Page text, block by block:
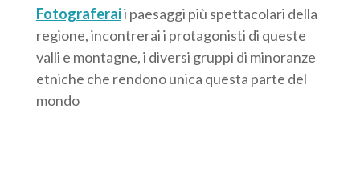
Fotograferaii paesaggi più spettacolari della
regione, incontrerai i protagonisti di queste
valli e montagne, i diversi gruppi di minoranze
etniche che rendono unica questa parte del
mondo